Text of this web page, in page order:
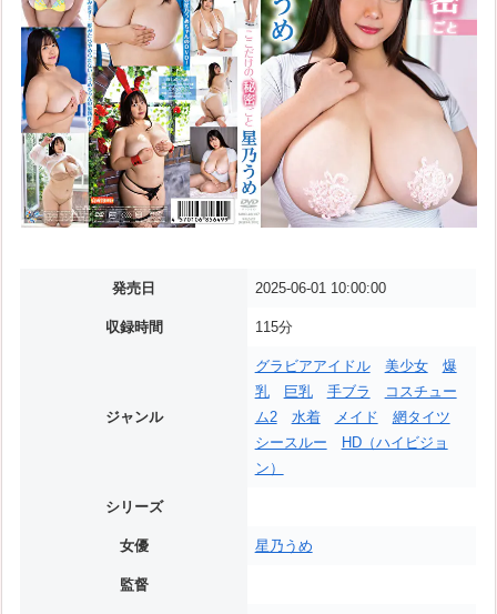
発売日 2025-06-01 10:00:00
収録時間 115分
ジャンル
グラビアアイドル 美少女
爆
乳
巨乳 手ブラ
コスチュー
ム2
水着 メイド
網タイツ
シースルー
HD（ハイビジョ
ン）
シリーズ
女優 星乃うめ
監督